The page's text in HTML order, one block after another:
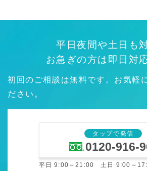
平日夜間や土日も
お急ぎの方は即日対
初回のご相談は無料です。お気軽
ださい。
タップで発信
0120-916-
平日 9:00～21:00 土日 9:00～